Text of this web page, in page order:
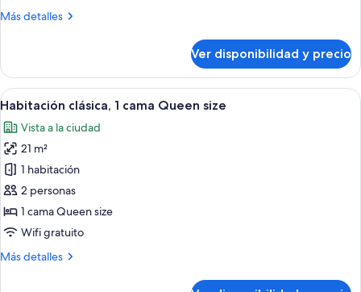
cama
Más detalles
Más
individual
clásica,
1
individual
Ver disponibilidad y precio
Ver
todas
las
fotos
de
Habitación
clásica,
1
Queen
Habitación de hotel con una cama
3
Habitación clásica, 1 cama Queen size
Vista a la ciudad
21 m²
1 habitación
2 personas
1 cama Queen size
Wifi gratuito
Más detalles
Más